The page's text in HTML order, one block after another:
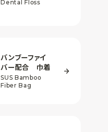
Dental Floss
バンブーファイ
バー配合 巾着
SUS Bamboo
Fiber Bag